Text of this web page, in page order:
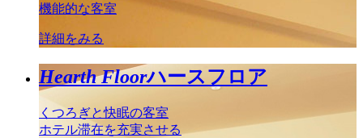
機能的な客室
詳細をみる
Hearth Floorハースフロア
くつろぎと快眠の客室
ホテル滞在を充実させる